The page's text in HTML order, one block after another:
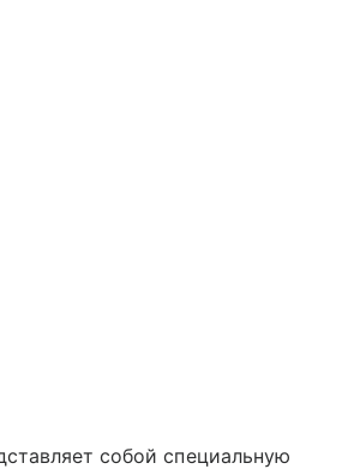
собой специальную